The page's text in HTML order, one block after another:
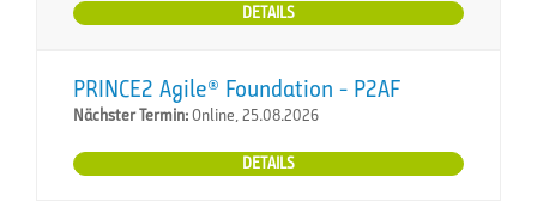
DETAILS
PRINCE2 Agile® Foundation - P2AF
Nächster Termin:Online, 25.08.2026
DETAILS